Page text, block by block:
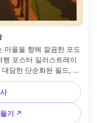
마을을 향해 깔끔한 포도
포스터 일러스트레이
담한 단순화된 필드, 하
빈 하늘, 작은 엠블럼 그
인쇄 가능한 포스터 디
계 깊이 --ar 4:5
기 ↗